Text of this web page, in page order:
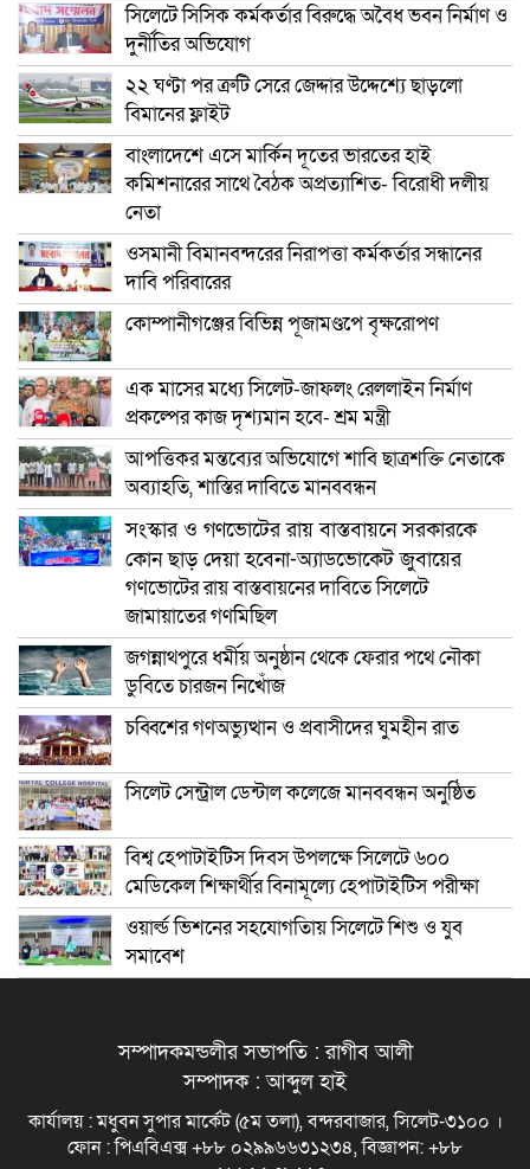
সিলেটে সিসিক কর্মকর্তার বিরুদ্ধে অবৈধ ভবন নির্মাণ ও
দুর্নীতির অভিযোগ
২২ ঘণ্টা পর ত্রুটি সেরে জেদ্দার উদ্দেশ্যে ছাড়লো
বিমানের ফ্লাইট
বাংলাদেশে এসে মার্কিন দূতের ভারতের হাই
কমিশনারের সাথে বৈঠক অপ্রত্যাশিত- বিরোধী দলীয়
নেতা
ওসমানী বিমানবন্দরের নিরাপত্তা কর্মকর্তার সন্ধানের
দাবি পরিবারের
কোম্পানীগঞ্জের বিভিন্ন পূজামণ্ডপে বৃক্ষরোপণ
এক মাসের মধ্যে সিলেট-জাফলং রেললাইন নির্মাণ
প্রকল্পের কাজ দৃশ্যমান হবে- শ্রম মন্ত্রী
আপত্তিকর মন্তব্যের অভিযোগে শাবি ছাত্রশক্তি নেতাকে
অব্যাহতি, শাস্তির দাবিতে মানববন্ধন
সংস্কার ও গণভোটের রায় বাস্তবায়নে সরকারকে
কোন ছাড় দেয়া হবেনা-অ্যাডভোকেট জুবায়ের
গণভোটের রায় বাস্তবায়নের দাবিতে সিলেটে
জামায়াতের গণমিছিল
জগন্নাথপুরে ধর্মীয় অনুষ্ঠান থেকে ফেরার পথে নৌকা
ডুবিতে চারজন নিখোঁজ
চব্বিশের গণঅভ্যুত্থান ও প্রবাসীদের ঘুমহীন রাত
সিলেট সেন্ট্রাল ডেন্টাল কলেজে মানববন্ধন অনুষ্ঠিত
বিশ্ব হেপাটাইটিস দিবস উপলক্ষে সিলেটে ৬০০
মেডিকেল শিক্ষার্থীর বিনামূল্যে হেপাটাইটিস পরীক্ষা
ওয়ার্ল্ড ভিশনের সহযোগতিায় সিলেটে শিশু ও যুব
সমাবেশ
সম্পাদকমন্ডলীর সভাপতি : রাগীব আলী
সম্পাদক : আব্দুল হাই
কার্যালয় : মধুবন সুপার মার্কেট (৫ম তলা), বন্দরবাজার, সিলেট-৩১০০ ।
ফোন : পিএবিএক্স +৮৮ ০২৯৯৬৬৩১২৩৪, বিজ্ঞাপন: +৮৮